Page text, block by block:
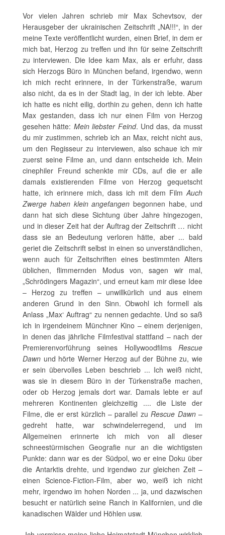
Vor vielen Jahren schrieb mir Max Schevtsov, der
Herausgeber der ukrainischen Zeitschrift „NA!!!“, in der
meine Texte veröffentlicht wurden, einen Brief, in dem er
mich bat, Herzog zu treffen und ihn für seine Zeitschrift
zu interviewen. Die Idee kam Max, als er erfuhr, dass
sich Herzogs Büro in München befand, irgendwo, wenn
ich mich recht erinnere, in der Türkenstraße, warum
also nicht, da es in der Stadt lag, in der ich lebte. Aber
ich hatte es nicht eilig, dorthin zu gehen, denn ich hatte
Max gestanden, dass ich nur einen Film von Herzog
gesehen hätte: Mein liebster Feind. Und das, da musst
du mir zustimmen, schrieb ich an Max, reicht nicht aus,
um den Regisseur zu interviewen, also schaue ich mir
zuerst seine Filme an, und dann entscheide ich. Mein
cinephiler Freund schenkte mir CDs, auf die er alle
damals existierenden Filme von Herzog gequetscht
hatte, ich erinnere mich, dass ich mit dem Film Auch
Zwerge haben klein angefangen begonnen habe, und
dann hat sich diese Sichtung über Jahre hingezogen,
und in dieser Zeit hat der Auftrag der Zeitschrift … nicht
dass sie an Bedeutung verloren hätte, aber ... bald
geriet die Zeitschrift selbst in einen so unverständlichen,
wenn auch für Zeitschriften eines bestimmten Alters
üblichen, flimmernden Modus von, sagen wir mal,
„Schrödingers Magazin“, und erneut kam mir diese Idee
– Herzog zu treffen – unwillkürlich und aus einem
anderen Grund in den Sinn. Obwohl ich formell als
Anlass „Max‘ Auftrag“ zu nennen gedachte. Und so saß
ich in irgendeinem Münchner Kino – einem derjenigen,
in denen das jährliche Filmfestival stattfand – nach der
Premierenvorführung seines Hollywoodfilms Rescue
Dawn und hörte Werner Herzog auf der Bühne zu, wie
er sein übervolles Leben beschrieb ... Ich weiß nicht,
was sie in diesem Büro in der Türkenstraße machen,
oder ob Herzog jemals dort war. Damals lebte er auf
mehreren Kontinenten gleichzeitig .... die Liste der
Filme, die er erst kürzlich – parallel zu Rescue Dawn–
gedreht hatte, war schwindelerregend, und im
Allgemeinen erinnerte ich mich von all dieser
schneestürmischen Geografie nur an die wichtigsten
Punkte: dann war es der Südpol, wo er eine Doku über
die Antarktis drehte, und irgendwo zur gleichen Zeit –
einen Science-Fiction-Film, aber wo, weiß ich nicht
mehr, irgendwo im hohen Norden ... ja, und dazwischen
besucht er natürlich seine Ranch in Kalifornien, und die
kanadischen Wälder und Höhlen usw.